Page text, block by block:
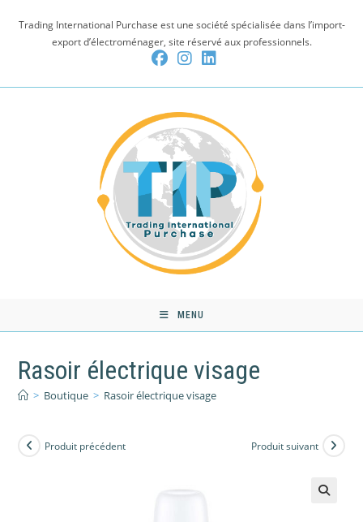
Trading International Purchase est une société spécialisée dans l’import-
export d’électroménager, site réservé aux professionnels.
MENU
Rasoir électrique visage
> Boutique > Rasoir électrique visage
Produit précédent Produit suivant